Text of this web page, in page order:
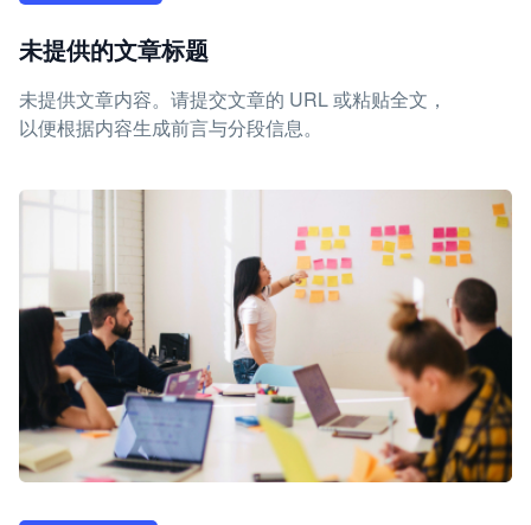
未提供的文章标题
未提供文章内容。请提交文章的 URL 或粘贴全文，
以便根据内容生成前言与分段信息。